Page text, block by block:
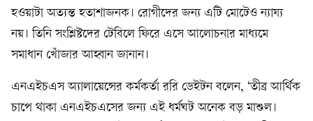
হওয়াটা অত্যন্ত হতাশাজনক। রোগীদের জন্য এটি মোটেও ন্যায্য
নয়। তিনি সংশ্লিষ্টদের টেবিলে ফিরে এসে আলোচনার মাধ্যমে
সমাধান খোঁজার আহ্বান জানান।
এনএইচএস অ্যালায়েন্সের কর্মকর্তা ররি ডেইটন বলেন, ‘তীব্র আর্থিক
চাপে থাকা এনএইচএসের জন্য এই ধর্মঘট অনেক বড় মাশুল।